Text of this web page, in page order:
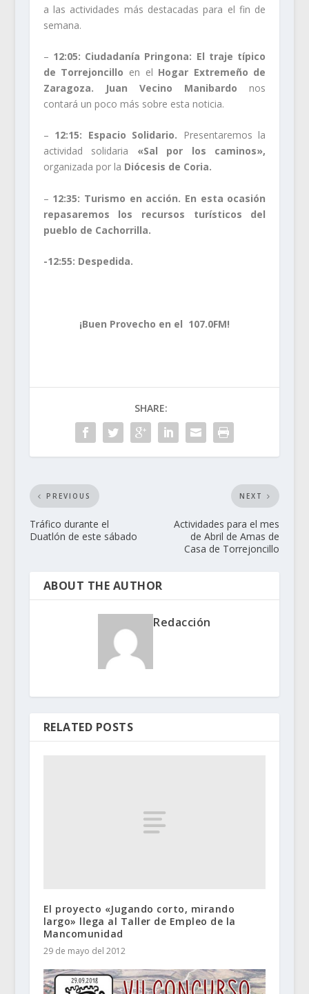
a las actividades más destacadas para el fin de
semana.
– 12:05: Ciudadanía Pringona: El traje típico
de Torrejoncillo en el Hogar Extremeño de
Zaragoza. Juan Vecino Manibardo nos
contará un poco más sobre esta noticia.
– 12:15: Espacio Solidario.
Presentaremos la
actividad solidaria «Sal por los caminos»,
organizada por la Diócesis de Coria.
– 12:35: Turismo en acción. En esta ocasión
repasaremos los recursos turísticos del
pueblo de Cachorrilla.
-12:55: Despedida.
¡Buen Provecho en el 107.0FM!
SHARE:
PREVIOUS
Tráfico durante el
Duatlón de este sábado
NEXT
Actividades para el mes
de Abril de Amas de
Casa de Torrejoncillo
ABOUT THE AUTHOR
Redacción
RELATED POSTS
El proyecto «Jugando corto, mirando
largo» llega al Taller de Empleo de la
Mancomunidad
29 de mayo del 2012